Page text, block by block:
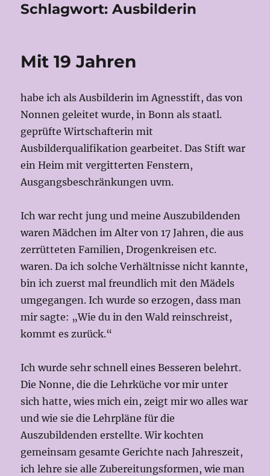
Schlagwort:Ausbilderin
Mit 19 Jahren
habe ich als Ausbilderin im Agnesstift, das von
Nonnen geleitet wurde, in Bonn als staatl.
geprüfte Wirtschafterin mit
Ausbilderqualifikation gearbeitet. Das Stift war
ein Heim mit vergitterten Fenstern,
Ausgangsbeschränkungen uvm.
Ich war recht jung und meine Auszubildenden
waren Mädchen im Alter von 17 Jahren, die aus
zerrütteten Familien, Drogenkreisen etc.
waren. Da ich solche Verhältnisse nicht kannte,
bin ich zuerst mal freundlich mit den Mädels
umgegangen. Ich wurde so erzogen, dass man
mir sagte: „Wie du in den Wald reinschreist,
kommt es zurück.“
Ich wurde sehr schnell eines Besseren belehrt.
Die Nonne, die die Lehrküche vor mir unter
sich hatte, wies mich ein, zeigt mir wo alles war
und wie sie die Lehrpläne für die
Auszubildenden erstellte. Wir kochten
gemeinsam gesamte Gerichte nach Jahreszeit,
ich lehre sie alle Zubereitungsformen, wie man